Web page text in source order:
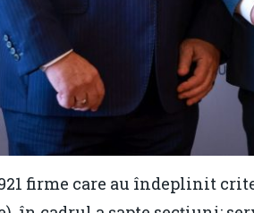
firme care au îndeplinit